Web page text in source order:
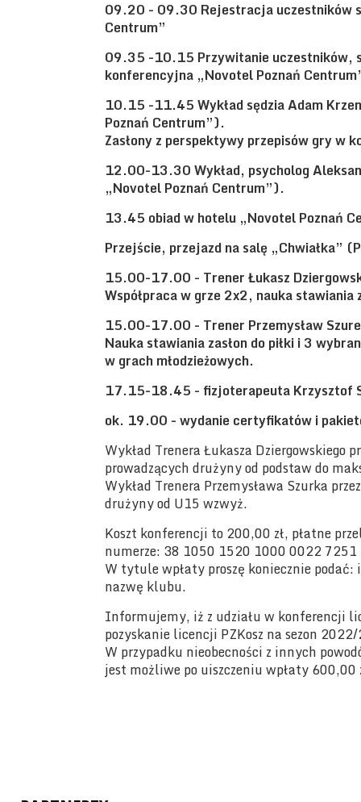
09.20 - 09.30 Rejestracja uczestników
Centrum”
09.35 -10.15 Przywitanie uczestników,
konferencyjna „Novotel Poznań
10.15 -11.45 Wykład sędzia Adam
Poznań Centrum”).
Zasłony z perspektywy przepisów gry w
12.00-13.30 Wykład, psycholog
„Novotel Poznań Centrum”).
13.45 obiad w hotelu „Novotel Poznań
Przejście, przejazd na salę „Chwiałka”
15.00-17.00 - Trener Łukasz
Współpraca w grze 2x2, nauka stawiania
15.00-17.00 - Trener Przemysław
Nauka stawiania zasłon do piłki i 3
w grach młodzieżowych.
17.15-18.45 - fizjoterapeuta Krzysztof
ok. 19.00 - wydanie certyfikatów i
Wykład Trenera Łukasza Dziergowskiego
prowadzących drużyny od podstaw do
Wykład Trenera Przemysława Szurka
drużyny od U15 wzwyż.
Koszt konferencji to 200,00 zł, płatne
numerze: 38 1050 1520 1000 0022
W tytule wpłaty proszę koniecznie
nazwę klubu.
Informujemy, iż z udziału w konferencji
pozyskanie licencji PZKosz na sezon
W przypadku nieobecności z innych
jest możliwe po uiszczeniu wpłaty 600,00